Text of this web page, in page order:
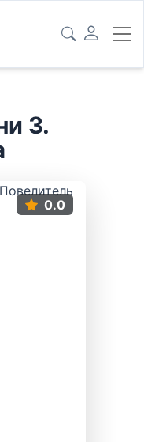
3.
0.0